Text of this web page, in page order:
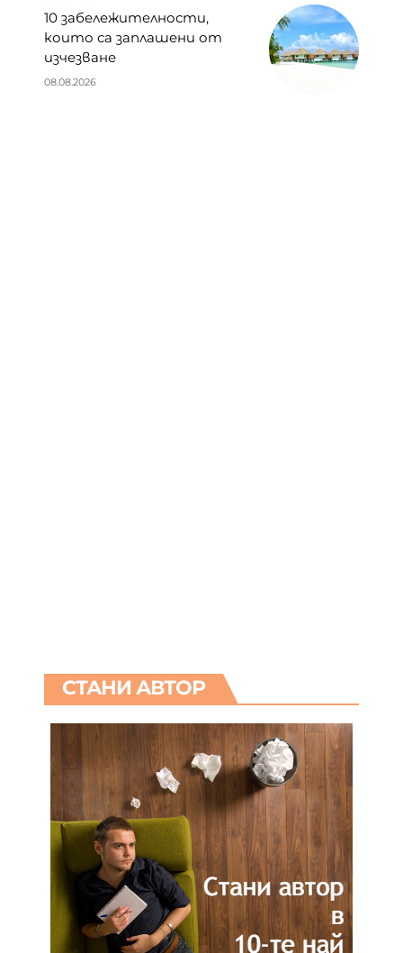
10 забележителности,
които са заплашени от
изчезване
08.08.2026
СТАНИ АВТОР